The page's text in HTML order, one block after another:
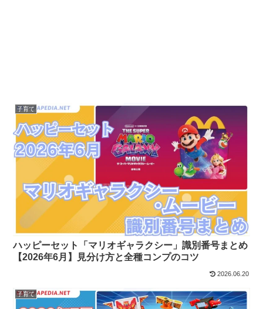
子育て
ハッピーセット「マリオギャラクシー」識別番号まとめ
【2026年6月】見分け方と全種コンプのコツ
2026.06.20
子育て